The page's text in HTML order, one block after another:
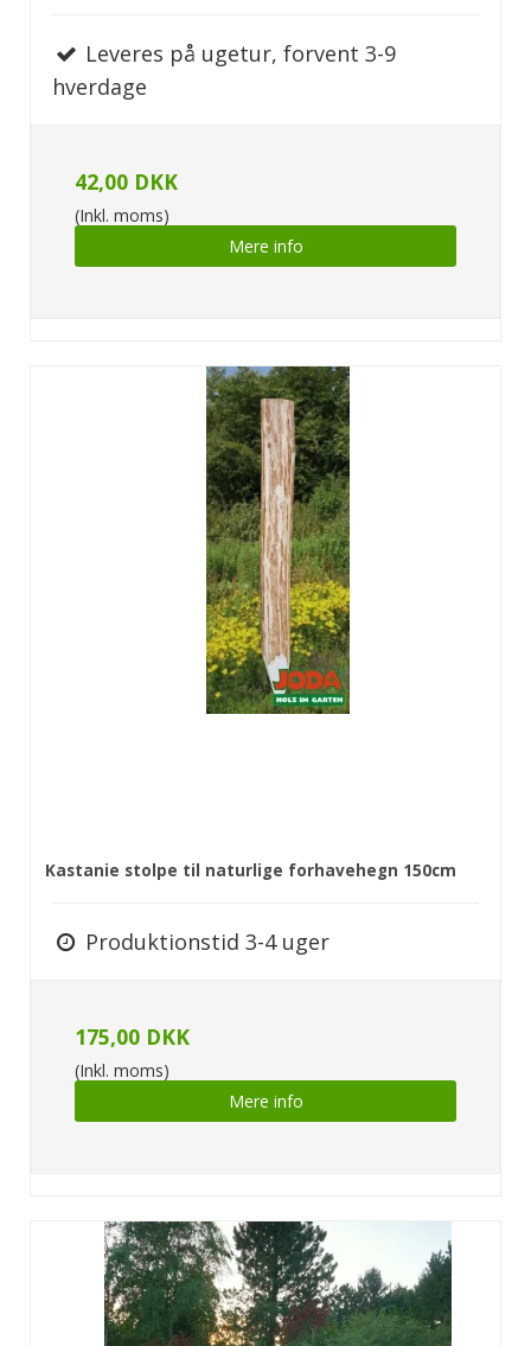
Leveres på ugetur, forvent 3-9
hverdage
42,00 DKK
(Inkl. moms)
Mere info
Kastanie stolpe til naturlige forhavehegn 150cm
Produktionstid 3-4 uger
175,00 DKK
(Inkl. moms)
Mere info